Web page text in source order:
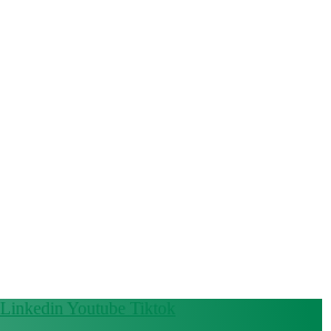
Linkedin Youtube Tiktok